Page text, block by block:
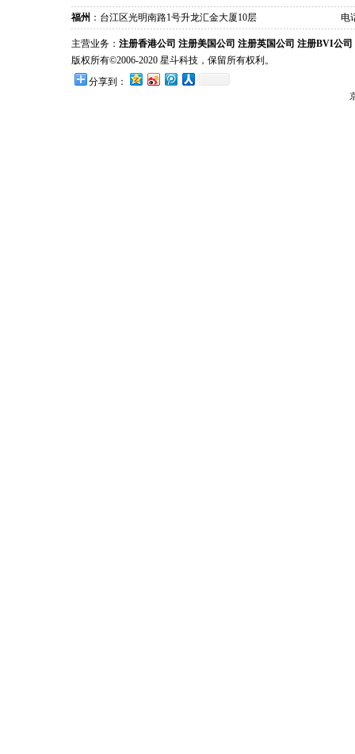
福州 ：台江区光明南路1号升龙汇金大厦10层 电
主营业务： 注册香港公司 注册美国公司 注册英国公司 注册BVI公司
版权所有©2006-2020 星斗科技，保留所有权利。
分享到：